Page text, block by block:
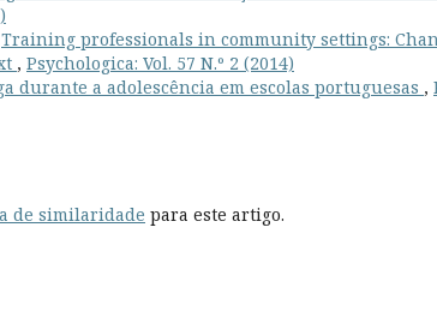
Training professionals in community settings:
, Psychologica: Vol. 57 N.º 2 (2014)
durante a adolescência em escolas portuguesas ,
de similaridade para este artigo.